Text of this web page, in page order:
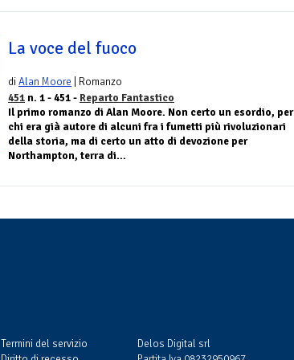
La voce del fuoco
diAlan Moore | Romanzo
451 n. 1 - 451 - Reparto Fantastico
Il primo romanzo di Alan Moore. Non certo un esordio, per
chi era già autore di alcuni fra i fumetti più rivoluzionari
della storia, ma di certo un atto di devozione per
Northampton, terra di...
Termini del servizio
Delos Digital srl